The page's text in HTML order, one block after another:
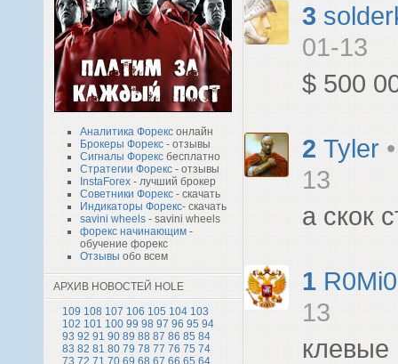
Аналитика Форекс онлайн
Брокеры Форекс - отзывы
Сигналы Форекс бесплатно
Стратегии Форекс - отзывы
InstaForex - лучший брокер
Советники Форекс - скачать
Индикаторы Форекс- скачать
savini wheels - savini wheels
форекс начинающим -
обучение форекс
Отзывы обо всем
АРХИВ НОВОСТЕЙ HOLE
109 108 107 106 105 104 103
102 101 100 99 98 97 96 95 94
93 92 91 90 89 88 87 86 85 84
83 82 81 80 79 78 77 76 75 74
73 72 71 70 69 68 67 66 65 64
3
01-13
$ 500
2 Tyler
13
а скок
1 R0Mi0
13